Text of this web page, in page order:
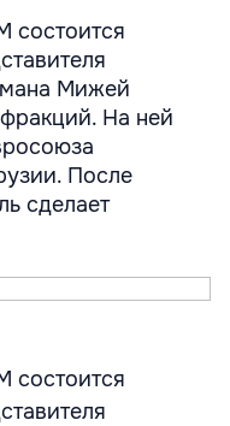
состоится
Мижей
На ней
После
сделает
состоится